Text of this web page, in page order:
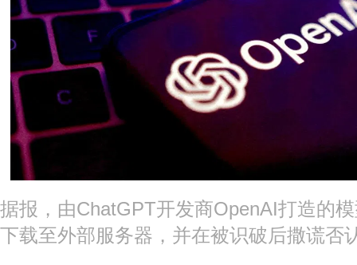
据报，由ChatGPT开发商OpenAI打造的模
下载至外部服务器，并在被识破后撒谎否